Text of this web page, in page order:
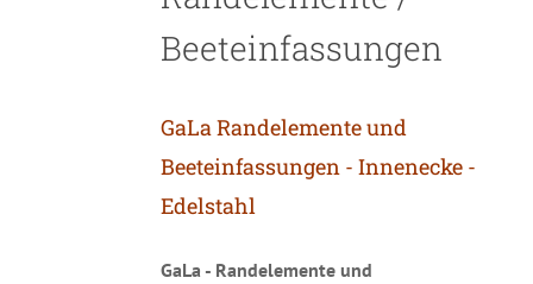
Beeteinfassungen
GaLa Randelemente und
Beeteinfassungen - Innenecke -
Edelstahl
GaLa - Randelemente und